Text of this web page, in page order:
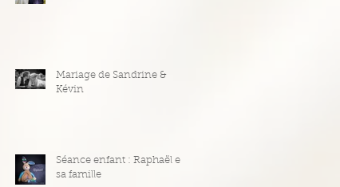
Mariage de Sandrine &
Kévin
Séance enfant : Raphaël et
sa famille